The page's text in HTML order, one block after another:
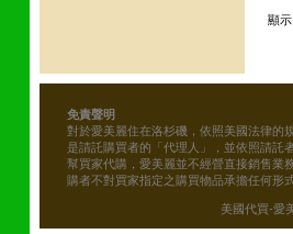
顯示
免責聲明
對於愛美麗住在洛杉磯，依照美國法律的
是請託購買者的「代理人」，並依照請託
幫買家代購，愛美麗並不經營直接銷售業
購者不對買家指定之購買物品承擔任何形
美國代買-愛